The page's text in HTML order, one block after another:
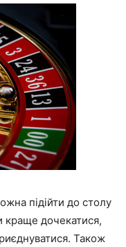
підійти до столу
краще дочекатися,
Також